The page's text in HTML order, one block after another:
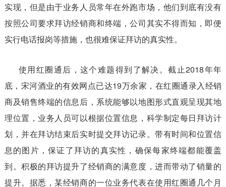
实现，但是由于业务人员常年在外跑市场，他们到底有没有
按照公司要求拜访经销商和终端，公司其实不得而知，即便
实行电话报岗等措施，也很难保证拜访的真实性。
使用红圈通后，这个难题得到了解决。截止2018年年
底，宋河酒业的有效网点已达19万余家，在红圈通录入经销
商及销售终端的信息后，系统能够以地图形式直观呈现其地
理位置，业务人员可以根据位置信息，科学制定每日拜访计
划，并在拜访结束后实时提交拜访记录。带有时间和位置信
息的图片，保证了拜访的真实性，确保每家终端都能覆盖
到。积极的拜访提升了经销商的满意度，进而带动了销量的
提升。据悉，某经销商的一位业务代表在使用红圈通几个月